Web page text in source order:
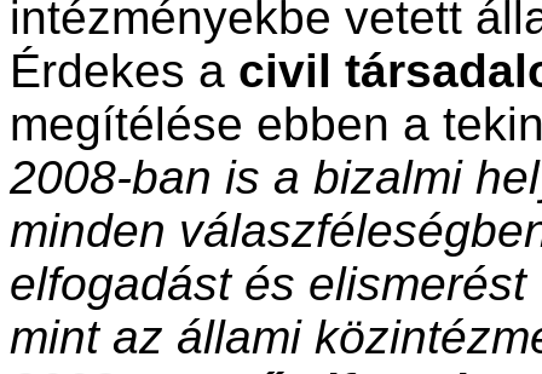
intézményekbe vetett
Érdekes a civil
megítélése ebben a
2008-ban is a bizalmi
minden
elfogadást és
mint az állami